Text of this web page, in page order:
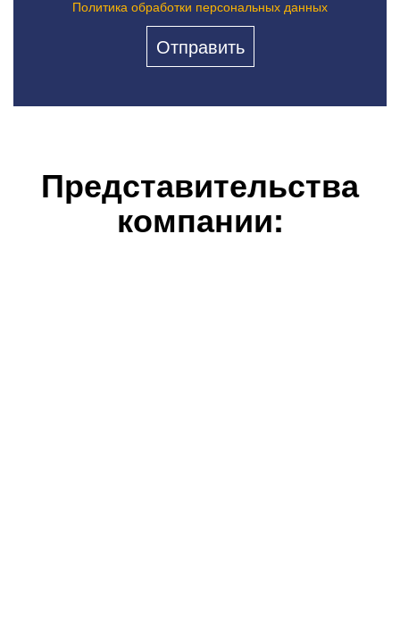
Политика обработки персональных данных
Представительства
компании: